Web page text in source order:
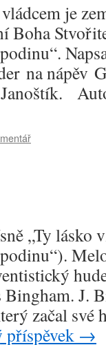
je
Boha
na nápěv
Janoštík.
„Ty lásko
J.
začal
příspěvek →